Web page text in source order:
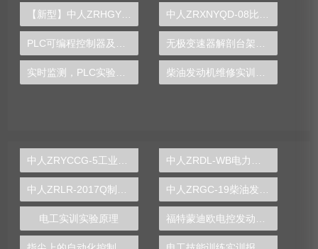
【新型】中人ZRHGYL-04离心泵综合实验装置
电工实训实验原理